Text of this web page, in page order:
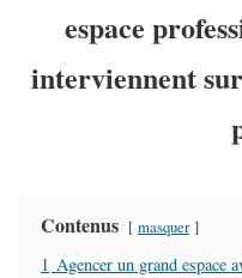
espace
interviennent
Contenus masquer
1 Agencer un grand espace